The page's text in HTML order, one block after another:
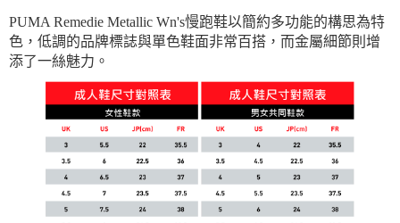
PUMA Remedie Metallic Wn's慢跑鞋以簡約多功能的構思為特
色，低調的品牌標誌與單色鞋面非常百搭，而金屬細節則增
添了一絲魅力。